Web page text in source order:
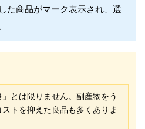
た商品がマーク表示され、選
」とは限りません。副産物をう
トを抑えた良品も多くありま